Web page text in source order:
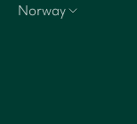
Norway